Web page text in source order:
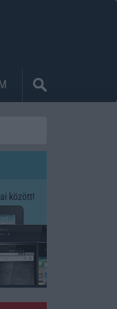
között!